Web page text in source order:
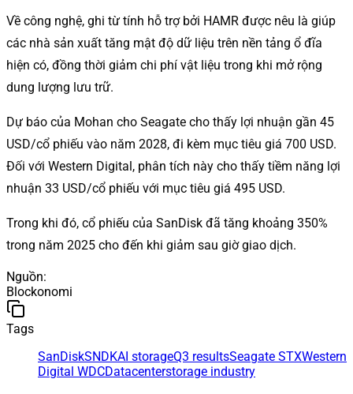
Về công nghệ, ghi từ tính hỗ trợ bởi HAMR được nêu là giúp
các nhà sản xuất tăng mật độ dữ liệu trên nền tảng ổ đĩa
hiện có, đồng thời giảm chi phí vật liệu trong khi mở rộng
dung lượng lưu trữ.
Dự báo của Mohan cho Seagate cho thấy lợi nhuận gần 45
USD/cổ phiếu vào năm 2028, đi kèm mục tiêu giá 700 USD.
Đối với Western Digital, phân tích này cho thấy tiềm năng lợi
nhuận 33 USD/cổ phiếu với mục tiêu giá 495 USD.
Trong khi đó, cổ phiếu của SanDisk đã tăng khoảng 350%
trong năm 2025 cho đến khi giảm sau giờ giao dịch.
Nguồn:
Blockonomi
Tags
SanDiskSNDKAI storageQ3 resultsSeagate STXWestern
Digital WDCDatacenterstorage industry